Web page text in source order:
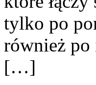
tylko po
również po
[…]